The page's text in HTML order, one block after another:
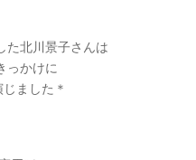
た北川景子さんは
っかけに
ました＊